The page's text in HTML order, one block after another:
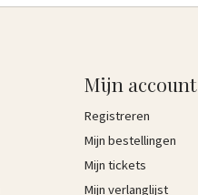
Mijn account
Registreren
Mijn bestellingen
Mijn tickets
Mijn verlanglijst